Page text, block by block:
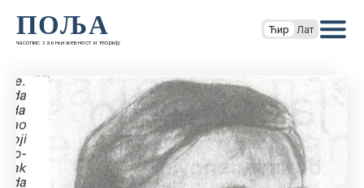
ПОЉА
часопис за књижевност и теорију
Ћир Лат